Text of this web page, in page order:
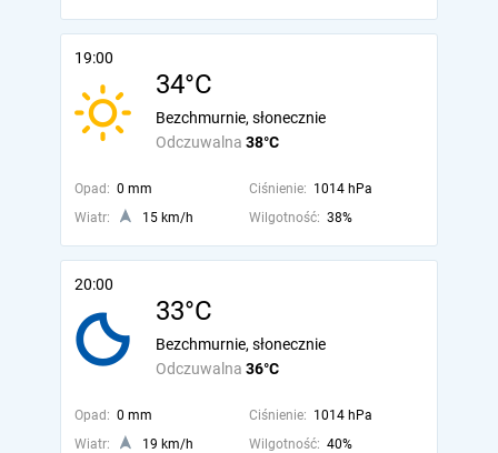
19:00
34°C
Odczuwalna 38°C
Bezchmurnie, słonecznie
Opad: 0 mm Ciśnienie: 1014 hPa
Wiatr:
15 km/h Wilgotność: 38%
20:00
33°C
Odczuwalna 36°C
Bezchmurnie, słonecznie
Opad: 0 mm Ciśnienie: 1014 hPa
Wiatr:
19 km/h Wilgotność: 40%